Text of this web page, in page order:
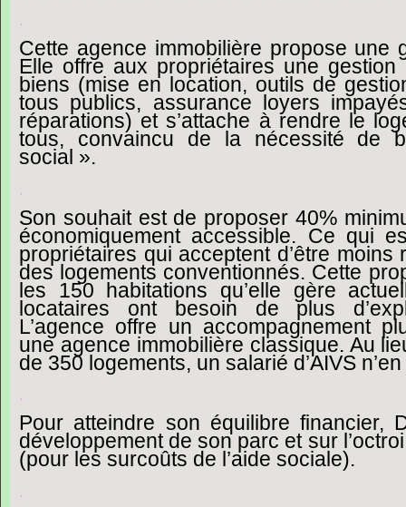
.
Cette agence immobilière propose une
Elle offre aux propriétaires une
biens (mise en location, outils de
tous publics, assurance loyers
réparations) et s’attache à rendre le
tous, convaincu de la nécessité de
social ».
.
Son souhait est de proposer 40%
économiquement accessible. Ce qui
propriétaires qui acceptent d’être
des logements conventionnés. Cette
les 150 habitations qu’elle gère
locataires ont besoin de plus
L’agence offre un accompagnement
une agence immobilière classique. Au
de 350 logements, un salarié d’AIVS
.
Pour atteindre son équilibre financier,
développement de son parc et sur
(pour les surcoûts de l’aide sociale).
.